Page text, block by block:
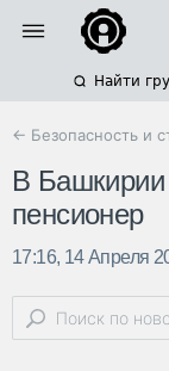
Найти
← Безопасность и
В
пенсионер
17:16, 14 Апреля